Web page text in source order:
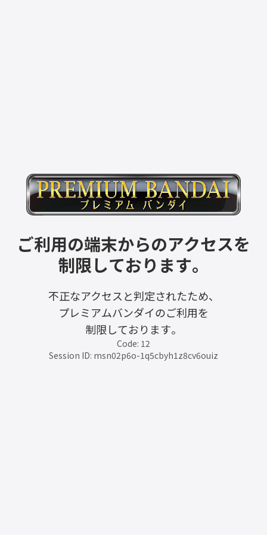
ご利用の端末からのアクセスを
制限しております。
不正なアクセスと判定されたため、
プレミアムバンダイのご利用を
制限しております。
Code: 12
Session ID: msn02p6o-1q5cbyh1z8cv6ouiz